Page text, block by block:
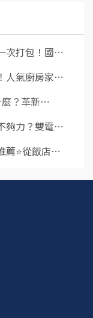
次打包！國⋯
人氣廚房家⋯
麼？革新⋯
夠力？雙電⋯
薦⭐從飯店⋯